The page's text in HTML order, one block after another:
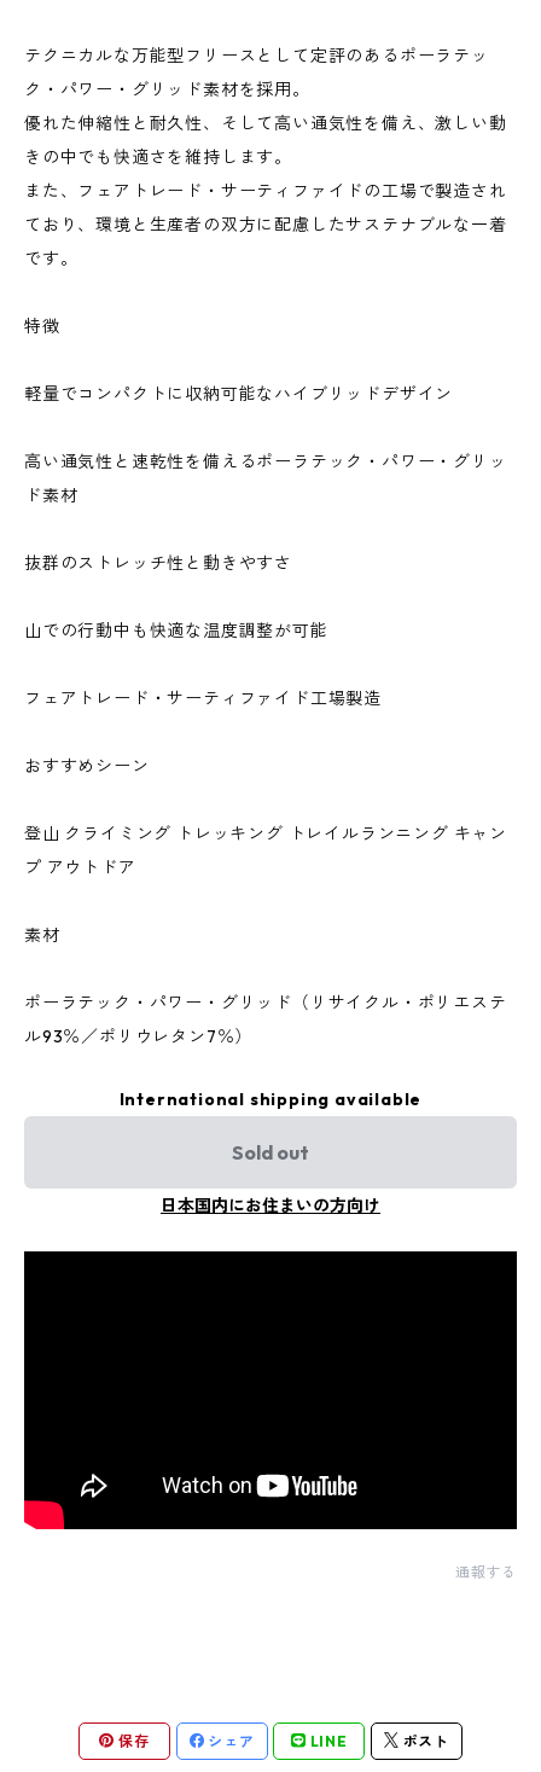
テクニカルな万能型フリースとして定評のあるポーラテッ
ク・パワー・グリッド素材を採用。
優れた伸縮性と耐久性、そして高い通気性を備え、激しい動
きの中でも快適さを維持します。
また、フェアトレード・サーティファイドの工場で製造され
ており、環境と生産者の双方に配慮したサステナブルな一着
です。
特徴
軽量でコンパクトに収納可能なハイブリッドデザイン
高い通気性と速乾性を備えるポーラテック・パワー・グリッ
ド素材
抜群のストレッチ性と動きやすさ
山での行動中も快適な温度調整が可能
フェアトレード・サーティファイド工場製造
おすすめシーン
登山 クライミング トレッキング トレイルランニング キャン
プ アウトドア
素材
ポーラテック・パワー・グリッド（リサイクル・ポリエステ
ル93％／ポリウレタン7％）
International shipping available
Sold out
日本国内にお住まいの方向け
通報する
保存 シェア LINE ポスト